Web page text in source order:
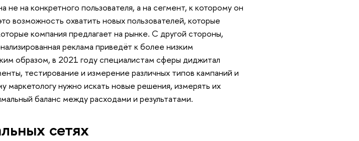
не на конкретного пользователя, а на сегмент, к которому он
возможность охватить новых пользователей, которые
компания предлагает на рынке. С другой стороны,
реклама приведёт к более низким
образом, в 2021 году специалистам сферы диджитал
тестирование и измерение различных типов кампаний и
маркетологу нужно искать новые решения, измерять их
баланс между расходами и результатами.
сетях